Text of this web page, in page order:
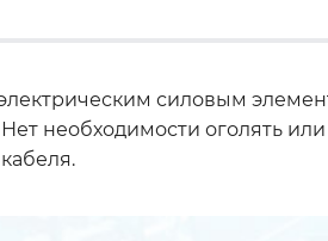
силовым
необходимости оголять